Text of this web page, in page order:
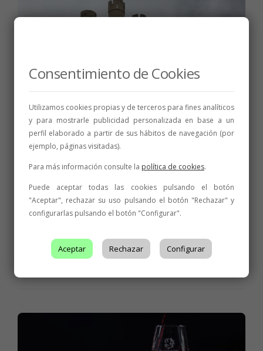
INICIATIVAS ,NOTICIAS
Excelente acogida de Enoarq
2018
Desde la DO queremos agradecer la excelente acogida de nuestro
programa Enoarq 2018 iniciado el pasado sábado donde vino y
patrimonio. La fusión de estos dos conceptos en apariencia tan
dispares, ha dado un nuevo significado al...
Consentimiento de Cookies
Utilizamos cookies propias y de terceros para fines analíticos
y para mostrarle publicidad personalizada en base a un
perfil elaborado a partir de sus hábitos de navegación (por
ejemplo, páginas visitadas).
Para más información consulte la política de cookies.
Puede aceptar todas las cookies pulsando el botón
"Aceptar", rechazar su uso pulsando el botón "Rechazar" y
configurarlas pulsando el botón "Configurar".
Aceptar Rechazar Configurar